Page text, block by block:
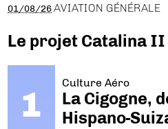
01/08/26 AVIATION GÉNÉRALE
Le projet Catalina II
Culture Aéro
La Cigogne,
Hispano-